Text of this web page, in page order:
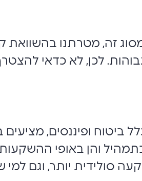
זה, מטרתנו
לכן, לא כדאי
ביטוח ופיננסים,
בתמהיל והן באופי
סולידית יותר, וגם